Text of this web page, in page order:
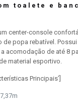
toalete e
center-console
de popa rebatível.
acomodação de até 8
material esportivo.
Principais’]